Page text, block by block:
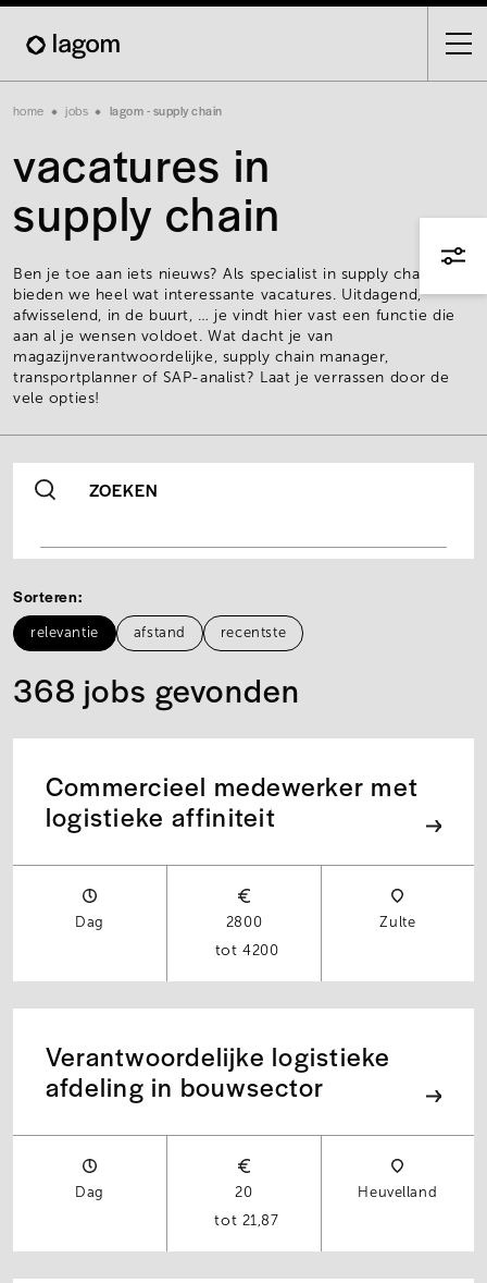
Skip
main
Breadcrumb
home jobs lagom - supply chain
vacatures in
supply chain
Ben je toe aan iets nieuws? Als specialist in supply chain
bieden we heel wat interessante vacatures. Uitdagend,
afwisselend, in de buurt, … je vindt hier vast een functie die
aan al je wensen voldoet. Wat dacht je van
magazijnverantwoordelijke, supply chain manager,
transportplanner of SAP-analist? Laat je verrassen door de
vele opties!
ZOEKEN
Sorteren
relevantie afstand recentste
368 jobs gevonden
Commercieel medewerker met
logistieke affiniteit
Dag
2800
4200
Zulte
Verantwoordelijke logistieke
afdeling in bouwsector
Dag
20
21,87
Heuvelland